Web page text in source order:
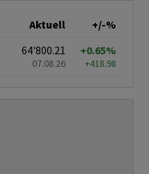
Aktuell
+/-%
64'800.21
07.08.26
+0.65%
+418.98